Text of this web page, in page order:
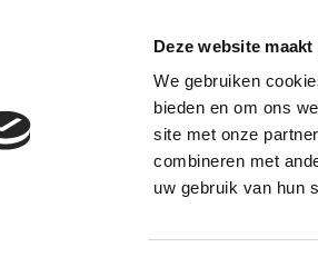
Deze website
We gebruiken
bieden en om ons
site met onze
combineren met
uw gebruik van hun
Hoe